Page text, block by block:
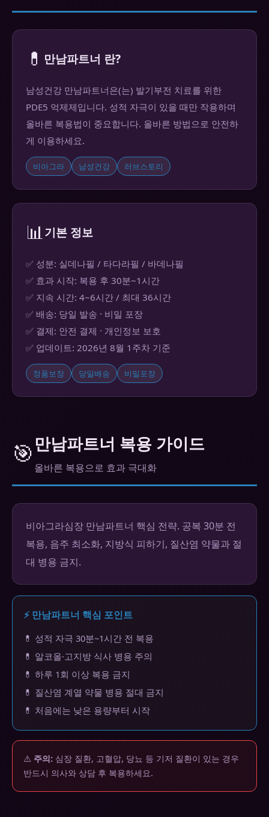
💊 만남파트너 란?
남성건강 만남파트너은(는) 발기부전 치료를 위한
PDE5 억제제입니다. 성적 자극이 있을 때만 작용하며
올바른 복용법이 중요합니다. 올바른 방법으로 안전하
게 이용하세요.
비아그라 남성건강 러브스토리
📊기본 정보
✅ 성분: 실데나필 / 타다라필 / 바데나필
✅ 효과 시작: 복용 후 30분~1시간
✅ 지속 시간: 4~6시간 / 최대 36시간
✅ 배송: 당일 발송 · 비밀 포장
✅ 결제: 안전 결제 · 개인정보 보호
✅ 업데이트: 2026년 8월 1주차 기준
정품보장 당일배송 비밀포장
🎯만남파트너 복용 가이드
올바른 복용으로 효과 극대화
비아그라심장 만남파트너 핵심 전략. 공복 30분 전
복용, 음주 최소화, 지방식 피하기, 질산염 약물과 절
대 병용 금지.
⚡ 만남파트너 핵심 포인트
💊 성적 자극 30분~1시간 전 복용
💊 알코올·고지방 식사 병용 주의
💊 하루 1회 이상 복용 금지
💊 질산염 계열 약물 병용 절대 금지
💊 처음에는 낮은 용량부터 시작
⚠️ 주의: 심장 질환, 고혈압, 당뇨 등 기저 질환이 있는 경우
반드시 의사와 상담 후 복용하세요.